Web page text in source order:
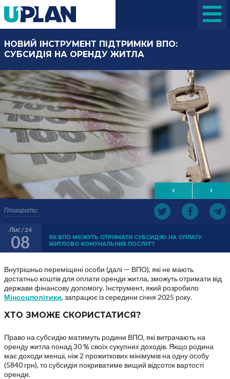
Поширити:
НОВИЙ ІНСТРУМЕНТ ПІДТРИМКИ ВПО:
СУБСИДІЯ НА ОРЕНДУ ЖИТЛА
Лис / 24
08
ЯК ВПО МОЖУТЬ ОТРИМАТИ СУБСИДІЮ НА ОПЛАТУ
ЖИТЛОВО-КОМУНАЛЬНИХ ПОСЛУГ?
Внутрішньо переміщені особи (далі — ВПО), які не мають
достатньо коштів для оплати оренди житла, зможуть отримати від
держави фінансову допомогу. Інструмент, який розробило
Мінсоцполітики, запрацює із середини січня 2025 року.
ХТО ЗМОЖЕ СКОРИСТАТИСЯ?
Право на субсидію матимуть родини ВПО, які витрачають на
оренду житла понад 30 % своїх сукупних доходів. Якщо родина
має доходи менші, ніж 2 прожиткових мінімумів на одну особу
(5840 грн), то субсидія покриватиме вищий відсоток вартості
оренди.